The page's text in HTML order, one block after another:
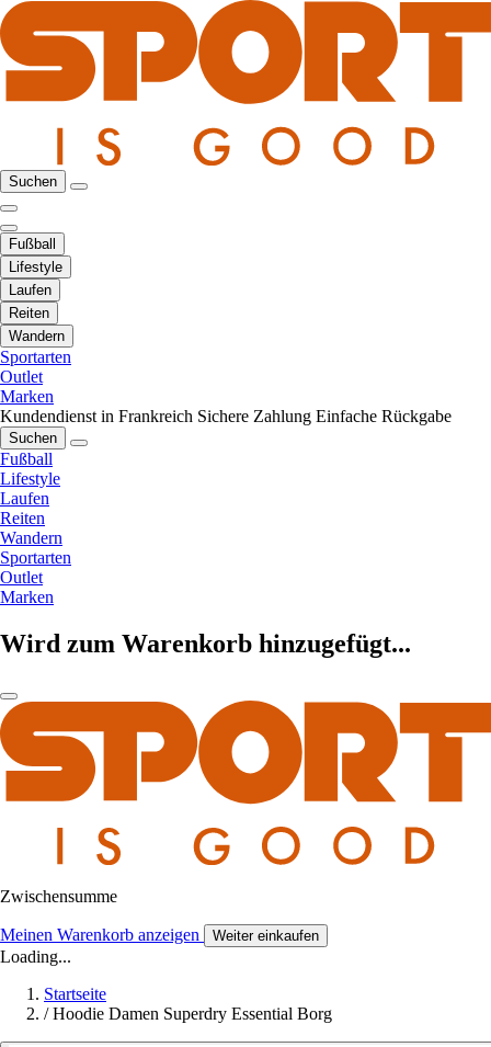
Suchen
Fußball
Lifestyle
Laufen
Reiten
Wandern
Sportarten
Outlet
Marken
Kundendienst in Frankreich Sichere Zahlung Einfache Rückgabe
Suchen
Fußball
Lifestyle
Laufen
Reiten
Wandern
Sportarten
Outlet
Marken
Wird zum Warenkorb hinzugefügt...
Zwischensumme
Meinen Warenkorb anzeigen Weiter einkaufen
Loading...
Startseite
/ Hoodie Damen Superdry Essential Borg